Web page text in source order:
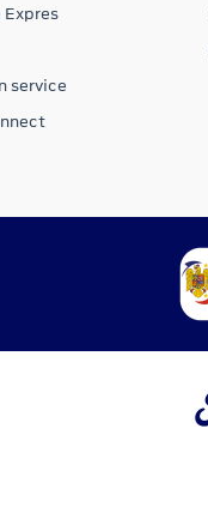
Expres
service